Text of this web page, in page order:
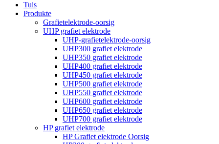
Tuis
Produkte
Grafietelektrode-oorsig
UHP grafiet elektrode
UHP-grafietelektrode-oorsig
UHP300 grafiet elektrode
UHP350 grafiet elektrode
UHP400 grafiet elektrode
UHP450 grafiet elektrode
UHP500 grafiet elektrode
UHP550 grafiet elektrode
UHP600 grafiet elektrode
UHP650 grafiet elektrode
UHP700 grafiet elektrode
HP grafiet elektrode
HP Grafiet elektrode Oorsig